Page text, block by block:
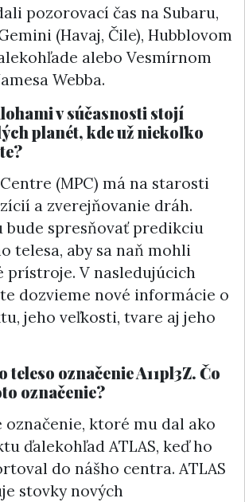
pozorovací čas na Subaru,
(Havaj, Čile), Hubblovom
alebo Vesmírnom
Webba.
v súčasnosti stojí
planét, kde už niekoľko
(MPC) má na starosti
a zverejňovanie dráh.
bude spresňovať predikciu
telesa, aby sa naň mohli
prístroje. V nasledujúcich
dozvieme nové informácie o
jeho veľkosti, tvare aj jeho
teleso označenie A11pl3Z. Čo
označenie?
označenie, ktoré mu dal ako
ďalekohľad ATLAS, keď ho
do nášho centra. ATLAS
stovky nových